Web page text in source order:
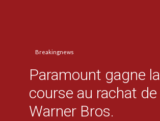
Breakingnews
Paramount gagne la
course au rachat de
Warner Bros.